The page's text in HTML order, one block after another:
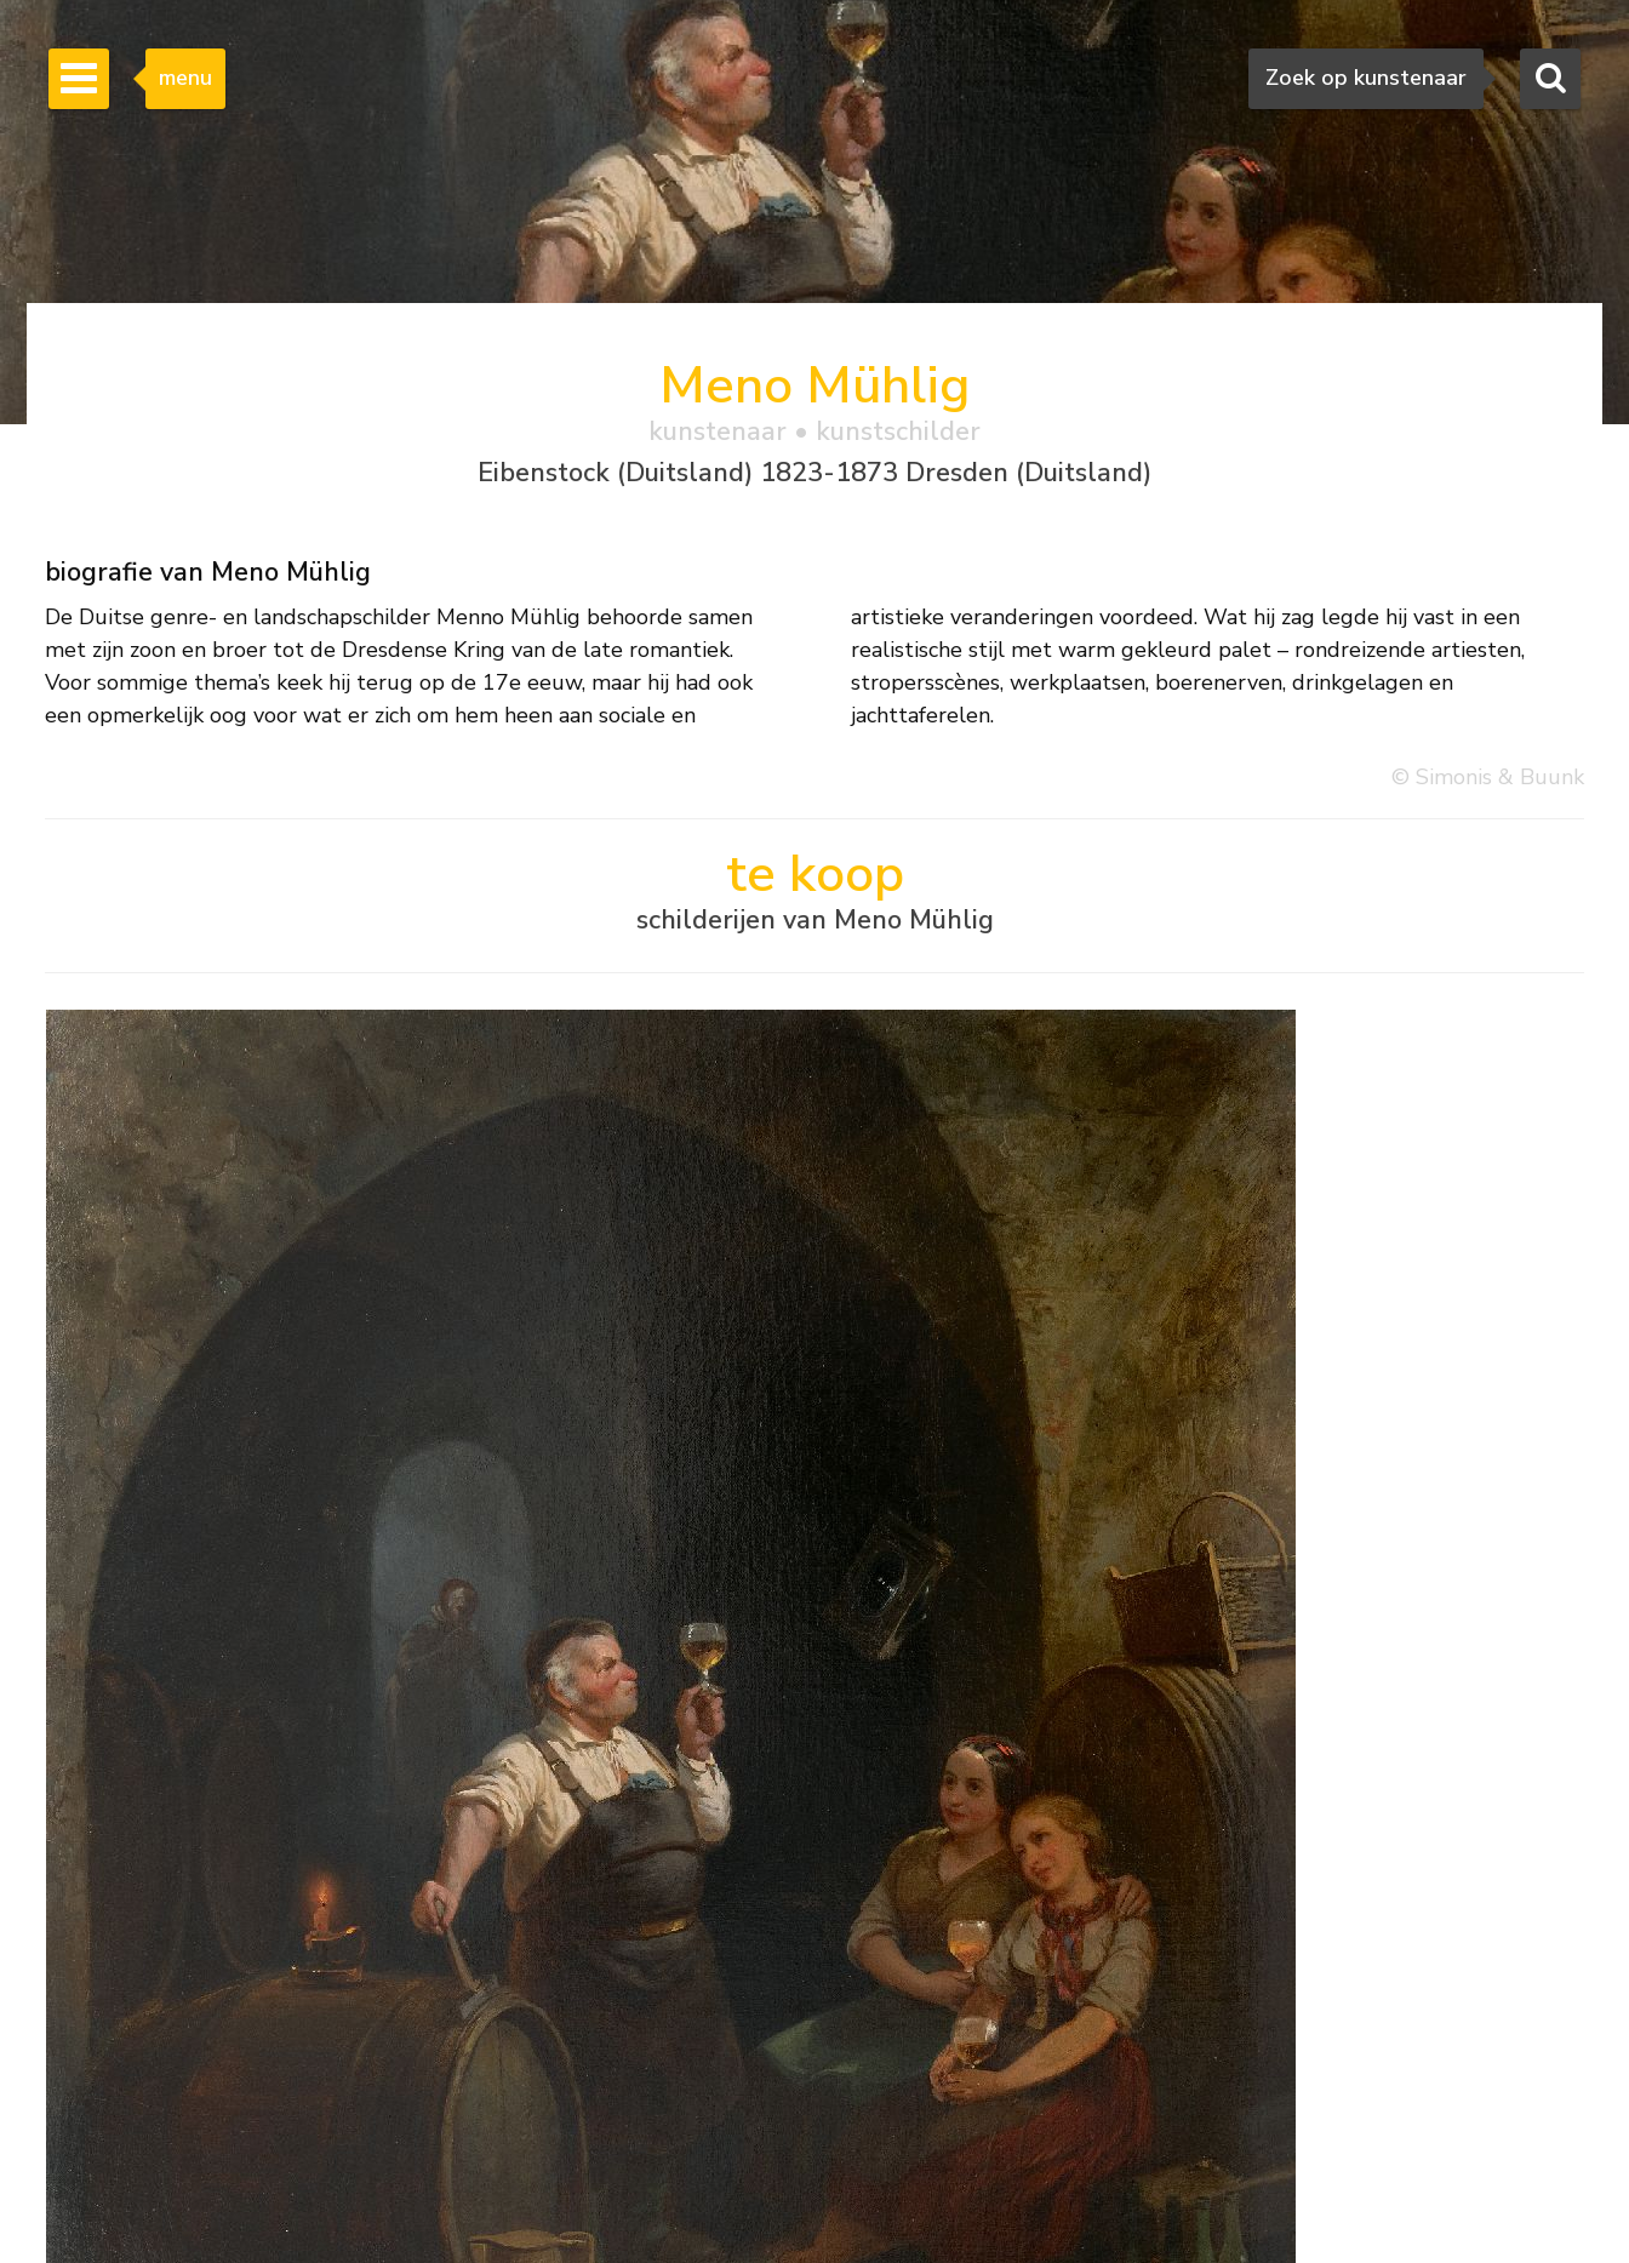
Zoeken
Zoek op kunstenaar
menu
Meno Mühlig
kunstenaar • kunstschilder
Eibenstock (Duitsland) 1823-1873 Dresden (Duitsland)
biografie van Meno Mühlig
De Duitse genre- en landschapschilder Menno Mühlig behoorde samen
met zijn zoon en broer tot de Dresdense Kring van de late romantiek.
Voor sommige thema’s keek hij terug op de 17e eeuw, maar hij had ook
een opmerkelijk oog voor wat er zich om hem heen aan sociale en
artistieke veranderingen voordeed. Wat hij zag legde hij vast in een
realistische stijl met warm gekleurd palet – rondreizende artiesten,
stropersscènes, werkplaatsen, boerenerven, drinkgelagen en
jachttaferelen.
© Simonis & Buunk
te koop
schilderijen van Meno Mühlig